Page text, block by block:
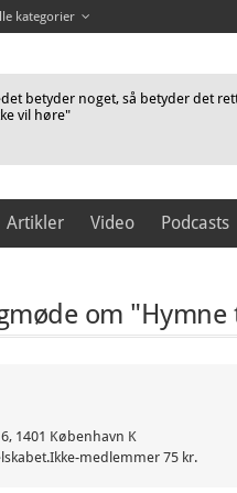
kategorier
betyder noget, så betyder det
vil høre"
Artikler Video Podcasts
om
1401 København K
medlemmer 75 kr.